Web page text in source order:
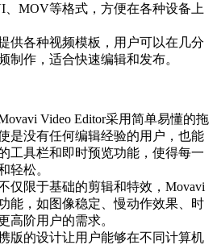
、MOV等格式，方便在各种设备上
提供各种视频模板，用户可以在几分
制作，适合快速编辑和发布。
Movavi Video Editor采用简单易懂的拖
是没有任何编辑经验的用户，也能
工具栏和即时预览功能，使得每一
轻松。
仅限于基础的剪辑和特效，Movavi
能，如图像稳定、慢动作效果、时
高阶用户的需求。
携版的设计让用户能够在不同计算机